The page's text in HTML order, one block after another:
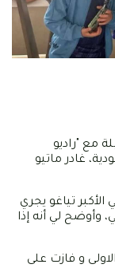
مع "راديو
غادر ماتيو
تياغو يجري
وأوضح لي أنه إذا
و فازت على